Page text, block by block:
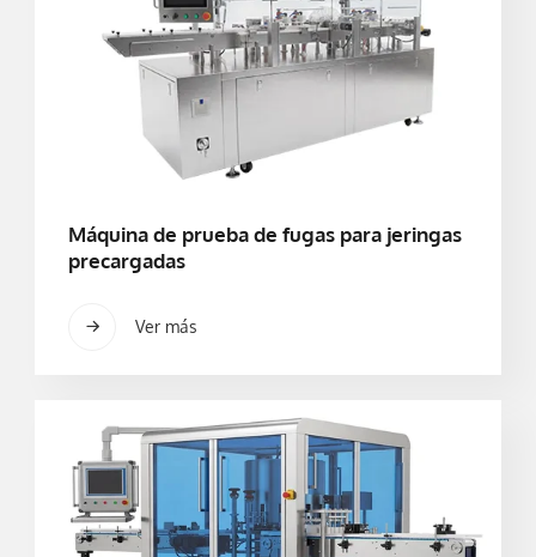
Máquina de prueba de fugas para jeringas
precargadas
Ver más